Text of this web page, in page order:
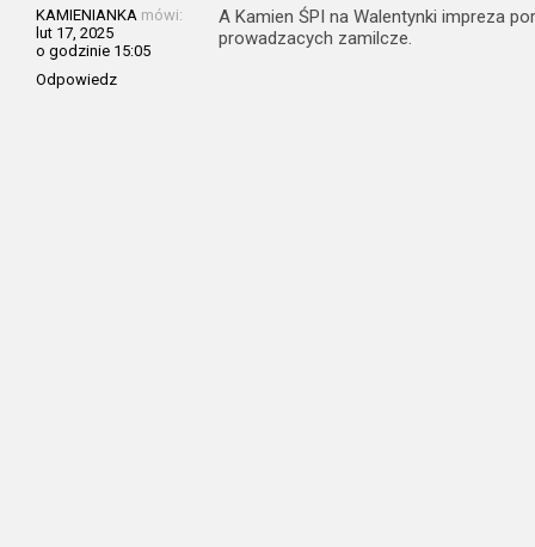
KAMIENIANKA mówi:
lut 17, 2025
o godzinie 15:05
Odpowiedz
A Kamien ŚPI na Walentynki impreza
prowadzacych zamilcze.